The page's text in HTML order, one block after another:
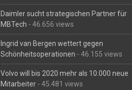
Daimler sucht strategischen Partner für
MBTech - 46.656 views
Ingrid van Bergen wettert gegen
Schönheitsoperationen - 46.155 views
Volvo will bis 2020 mehr als 10.000 neue
Mitarbeiter - 45.481 views